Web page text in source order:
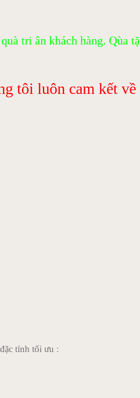
tri ân khách hàng. Qùa
tôi luôn cam kết
tính tối ưu :